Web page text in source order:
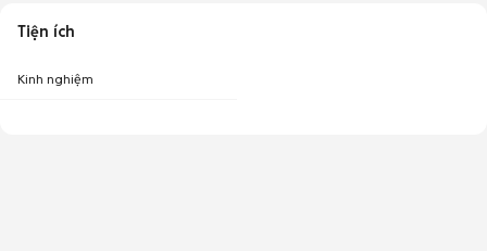
Tiện ích
Kinh nghiệm